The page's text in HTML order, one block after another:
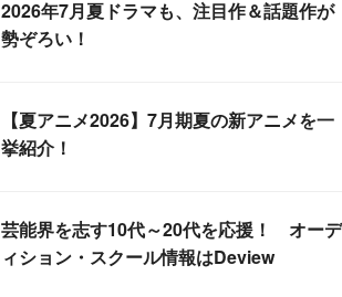
2026年7月夏ドラマも、注目作＆話題作が
勢ぞろい！
【夏アニメ2026】7月期夏の新アニメを一
挙紹介！
芸能界を志す10代～20代を応援！ オーデ
ィション・スクール情報はDeview